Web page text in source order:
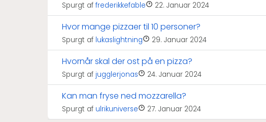
Spurgt af frederikkefable 22. Januar 2024
Hvor mange pizzaer til 10 personer?
Spurgt af lukaslightning 29. Januar 2024
Hvornår skal der ost på en pizza?
Spurgt af jugglerjonas 24. Januar 2024
Kan man fryse ned mozzarella?
Spurgt af ulrikuniverse 27. Januar 2024